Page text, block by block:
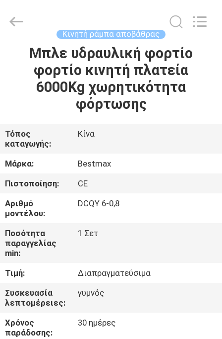
ΣΠΊΤΙ
ΠΡΟΪΌΝΤΑ
ΜΕ
ΕΜΆΣ
ΕΠΙΣΚΈΨΕΙΣ
ΣΤΟ
ΕΡΓΟΣΤΆΣΙΟ
ΈΛΕΓΧΟΣ
ΠΟΙΌΤΗΤΑΣ
ΕΠΙΚΟΙΝΩΝΉΣΤΕ
ΜΑΖΊ
ΜΑΣ
Κινητή ράμπα αποβάθρας
Μπλε υδραυλική φορτίο
φορτίο κινητή πλατεία
6000Kg χωρητικότητα
φόρτωσης
Τόπος
καταγωγής:
Κίνα
Μάρκα:
Bestmax
Πιστοποίηση:
CE
Αριθμό
μοντέλου:
DCQY 6-0,8
Ποσότητα
παραγγελίας
min:
1 Σετ
Τιμή:
Διαπραγματεύσιμα
Συσκευασία
λεπτομέρειες:
γυμνός
Χρόνος
παράδοσης:
30 ημέρες